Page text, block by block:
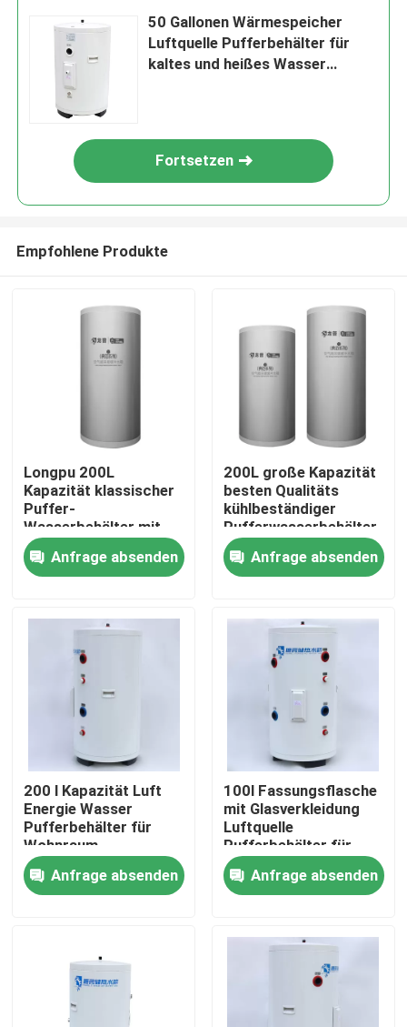
Zu Hause
Produkte
Videos
Über uns
Werksbesichtigung
Qualitätskontrolle
Kontakt mit uns
Rechtssachen
Solarthermischer Kocher
50 Gallonen Wärmespeicher
Luftquelle Pufferbehälter für
kaltes und heißes Wasser
Fortsetzen
Empfohlene Produkte
Longpu 200L
Kapazität klassischer
Puffer-
Wasserbehälter mit
Schalenspezifischen
Stahlplatte
maßgeschneidert auf
Außennutzung
Anfrage absenden
200L große Kapazität
besten Qualitäts
kühlbeständiger
Pufferwasserbehälter
für Heizung
Anfrage absenden
200 l Kapazität Luft
Energie Wasser
Pufferbehälter für
Wohnraum
Anfrage absenden
100l Fassungsflasche
mit Glasverkleidung
Luftquelle
Pufferbehälter für
Warmwasser und
Heizung zu Hause
Anfrage absenden